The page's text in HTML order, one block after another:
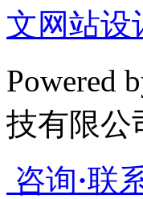
文网站设
Powered
技有限
咨询·联